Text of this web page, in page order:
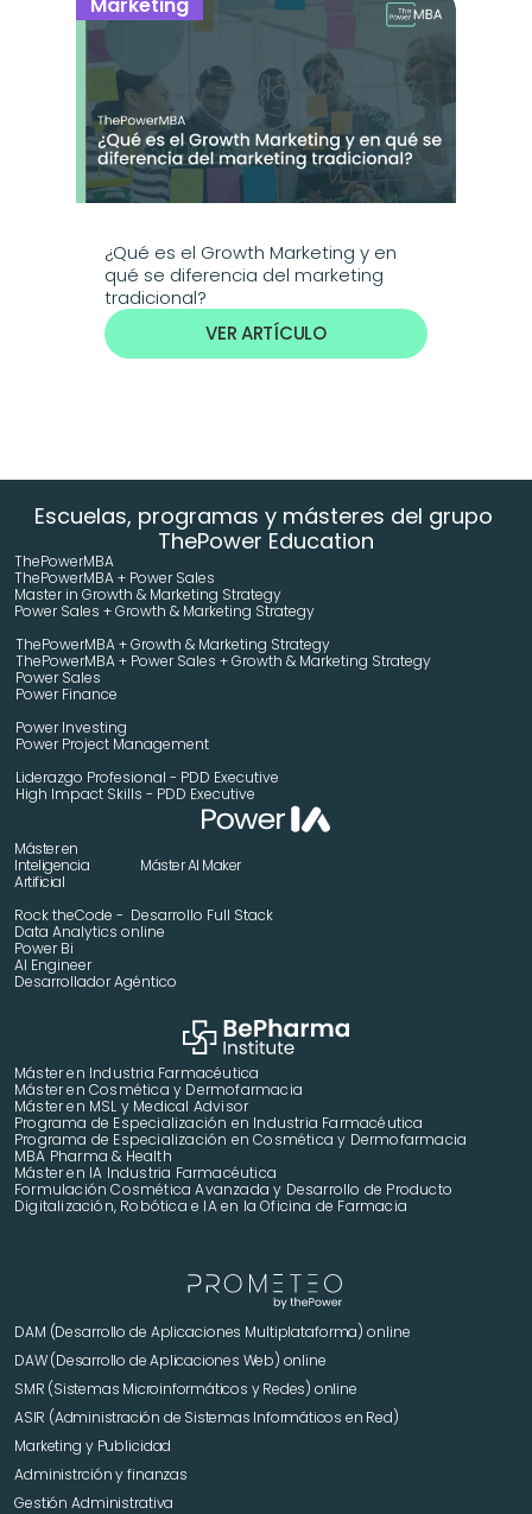
Marketing
¿Qué es el Growth Marketing y en
qué se diferencia del marketing
tradicional?
VER ARTÍCULO
Escuelas, programas y másteres del grupo
ThePower Education
ThePowerMBA
ThePowerMBA + Power Sales
Master in Growth & Marketing Strategy
Power Sales + Growth & Marketing Strategy
ThePowerMBA + Growth & Marketing Strategy
ThePowerMBA + Power Sales + Growth & Marketing Strategy
Power Sales
Power Finance
Power Investing
Power Project Management
Liderazgo Profesional - PDD Executive
High Impact Skills - PDD Executive
Máster en
Inteligencia
Artificial
Máster AI Maker
Rock theCode -  Desarrollo Full Stack
Data Analytics online
Power Bi
AI Engineer
Desarrollador Agéntico
Máster en Industria Farmacéutica
Máster en Cosmética y Dermofarmacia
Máster en MSL y Medical Advisor
Programa de Especialización en Industria Farmacéutica
Programa de Especialización en Cosmética y Dermofarmacia
MBA Pharma & Health
Máster en IA Industria Farmacéutica
Formulación Cosmética Avanzada y Desarrollo de Producto
Digitalización, Robótica e IA en la Oficina de Farmacia
DAM (Desarrollo de Aplicaciones Multiplataforma) online
DAW (Desarrollo de Aplicaciones Web) online
SMR (Sistemas Microinformáticos y Redes) online
ASIR (Administración de Sistemas Informáticos en Red)
Marketing y Publicidad
Administrción y finanzas
Gestión Administrativa